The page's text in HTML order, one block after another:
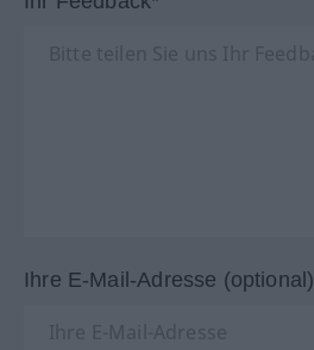
Ihre E-Mail-Adresse (optional)